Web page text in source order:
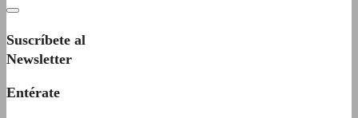
Suscríbete al
Newsletter
Entérate